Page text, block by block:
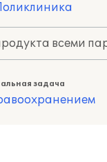
всеми
задача